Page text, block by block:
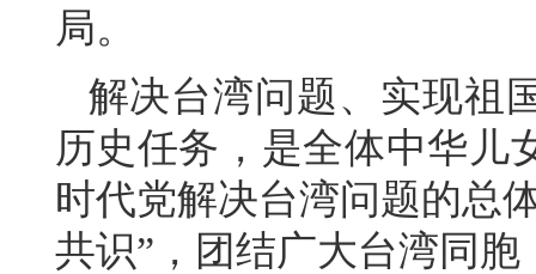
局。
解决台湾问题、实现祖
历史任务，是全体中华儿
时代党解决台湾问题的总
共识”，团结广大台湾同